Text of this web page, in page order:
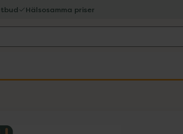
Hälsosamma priser